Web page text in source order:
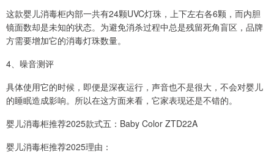
这款婴儿消毒柜内部一共有24颗UVC灯珠，上下左右各6颗，而内胆
镜面数却是未知的状态。为避免消杀过程中总是残留死角盲区，品牌
方需要增加它的消毒灯珠数量。
4、噪音测评
具体使用它的时候，即便是深夜运行，声音也不是很大，不会对婴儿
的睡眠造成影响。所以在这方面来看，它家表现还是不错的。
婴儿消毒柜推荐2025款式五：Baby Color ZTD22A
婴儿消毒柜推荐2025理由：